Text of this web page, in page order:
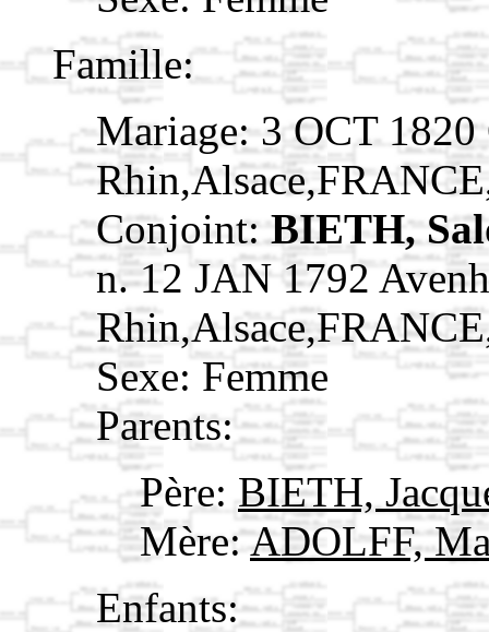
Famille:
Mariage: 3 OCT
Conjoint: BIETH,
n. 12 JAN 1792
Sexe: Femme
Parents:
Père: BIETH,
Mère:ADOLFF,
Enfants: